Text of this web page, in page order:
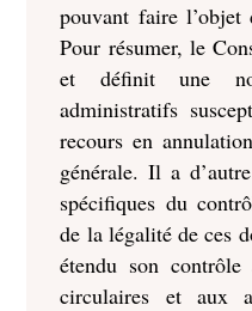
pouvant faire l’objet
Pour résumer, le
et définit une
administratifs
recours en
générale. Il a
spécifiques du
de la légalité de ces
étendu son
circulaires et aux